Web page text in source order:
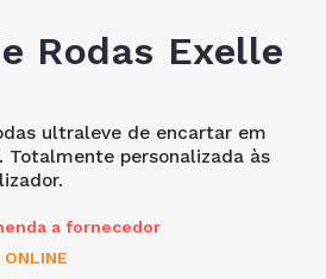
Rodas Exelle
ultraleve de encartar em
Totalmente personalizada às
a fornecedor
ONLINE